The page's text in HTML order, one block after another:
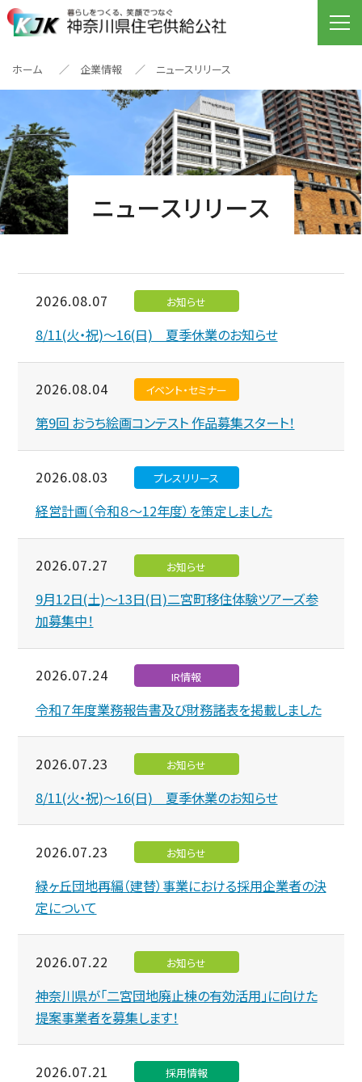
ホーム 企業情報 ニュースリリース
ニュースリリース
2026.08.07 お知らせ
8/11(火・祝)～16(日) 夏季休業のお知らせ
2026.08.04 イベント・セミナー
第9回 おうち絵画コンテスト 作品募集スタート！
2026.08.03 プレスリリース
経営計画（令和８～12年度）を策定しました
2026.07.27 お知らせ
9月12日(土)～13日(日)二宮町移住体験ツアーズ参
加募集中！
2026.07.24 IR情報
令和７年度業務報告書及び財務諸表を掲載しました
2026.07.23 お知らせ
8/11(火・祝)～16(日) 夏季休業のお知らせ
2026.07.23 お知らせ
緑ヶ丘団地再編（建替）事業における採用企業者の決
定について
2026.07.22 お知らせ
神奈川県が「二宮団地廃止棟の有効活用」に向けた
提案事業者を募集します！
2026.07.21 採用情報